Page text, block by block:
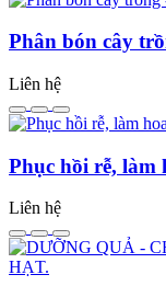
Phân bón cây
Liên hệ
Phục hồi rễ,
Liên hệ